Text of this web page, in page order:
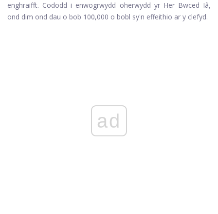
enghraifft. Cododd i enwogrwydd oherwydd yr Her Bwced Iâ,
ond dim ond dau o bob 100,000 o bobl sy'n effeithio ar y clefyd.
ad